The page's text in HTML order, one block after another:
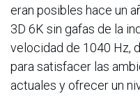
eran posibles hace un
3D 6K sin gafas de la
velocidad de 1040 Hz,
para satisfacer las
actuales y ofrecer un